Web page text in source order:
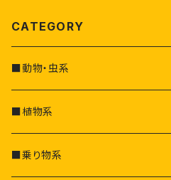
CATEGORY
■動物・虫系
■植物系
■乗り物系